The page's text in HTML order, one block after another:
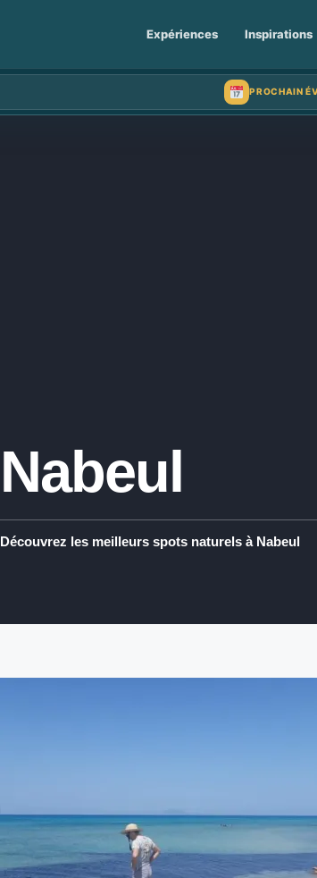
Expériences Inspirations
PROCHAIN
Nabeul
Découvrez les meilleurs spots naturels à Nabeul